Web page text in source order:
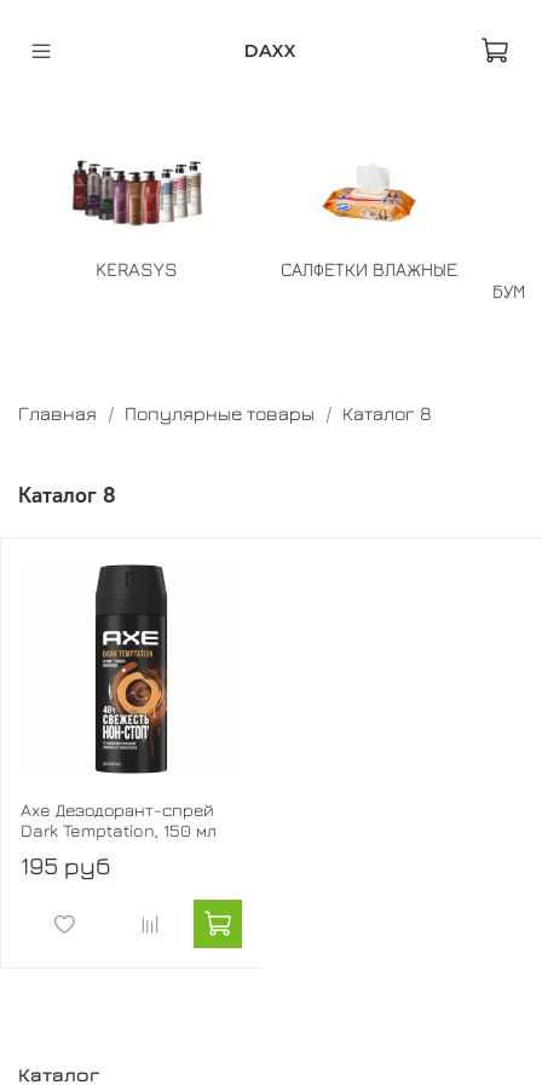
DAXX
KERASYS
САЛФЕТКИ ВЛАЖНЫЕ
Главная Популярные товары Каталог 8
Каталог 8
Axe Дезодорант-спрей
Dark Temptation, 150 мл
195 руб
Каталог